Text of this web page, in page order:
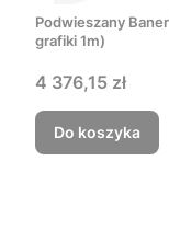
Podwieszany
grafiki 1m)
Cena
4 376,15 zł
Do koszyka